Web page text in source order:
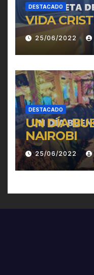
DESTACADO
VIDA
25/06/2022
DESTACADO
UN DÍA
NAIROBI
25/06/2022